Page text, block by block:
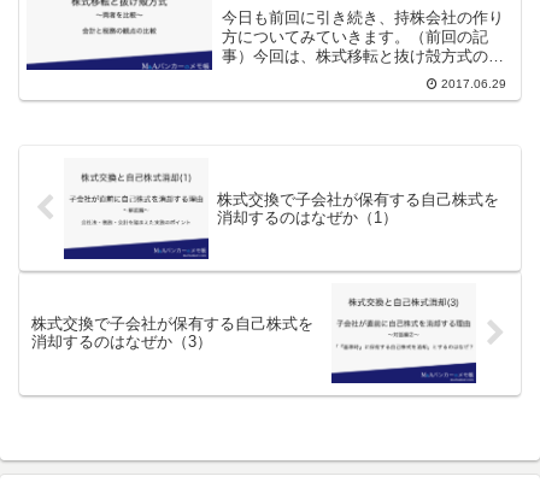
今日も前回に引き続き、持株会社の作り
方についてみていきます。（前回の記
事）今回は、株式移転と抜け殻方式のそ
れぞれを比較の残りの部分を見ていきま
す。株式移転と抜け殻方式の比較（後
2017.06.29
株式交換で子会社が保有する自己株式を
消却するのはなぜか（1）
株式交換で子会社が保有する自己株式を
消却するのはなぜか（3）